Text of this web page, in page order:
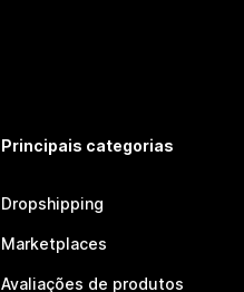
Principais categorias
Dropshipping
Marketplaces
Avaliações de produtos